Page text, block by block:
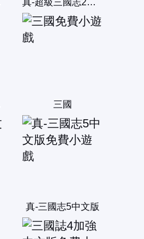
真-超級三國志2中文版
三國
真-三國志5中文版